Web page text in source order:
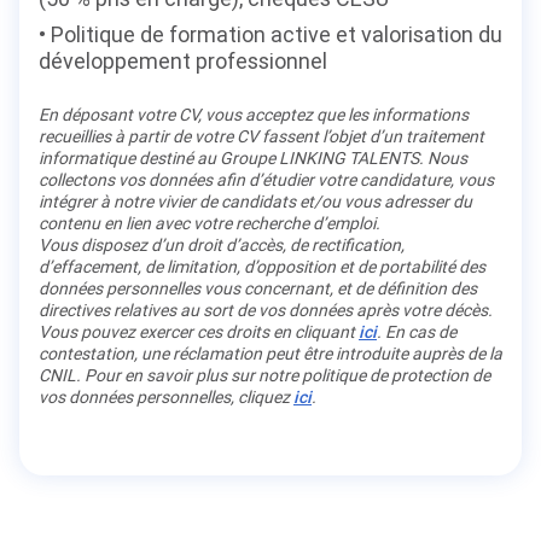
Politique de formation active et valorisation du
développement professionnel
En déposant votre CV, vous acceptez que les informations
recueillies à partir de votre CV fassent l’objet d’un traitement
informatique destiné au Groupe LINKING TALENTS. Nous
collectons vos données afin d’étudier votre candidature, vous
intégrer à notre vivier de candidats et/ou vous adresser du
contenu en lien avec votre recherche d’emploi.
Vous disposez d’un droit d’accès, de rectification,
d’effacement, de limitation, d’opposition et de portabilité des
données personnelles vous concernant, et de définition des
directives relatives au sort de vos données après votre décès.
Vous pouvez exercer ces droits en cliquantici. En cas de
contestation, une réclamation peut être introduite auprès de la
CNIL. Pour en savoir plus sur notre politique de protection de
vos données personnelles, cliquezici.